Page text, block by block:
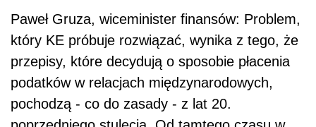
Paweł Gruza, wiceminister finansów: Problem,
który KE próbuje rozwiązać, wynika z tego, że
przepisy, które decydują o sposobie płacenia
podatków w relacjach międzynarodowych,
pochodzą - co do zasady - z lat 20.